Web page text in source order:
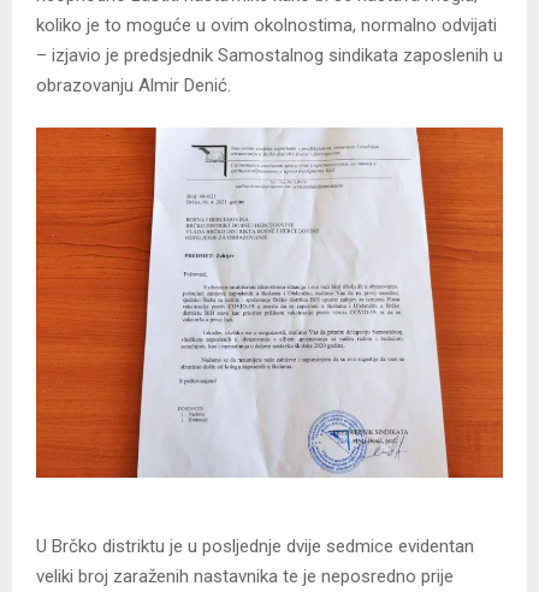
koliko je to moguće u ovim okolnostima, normalno odvijati
– izjavio je predsjednik Samostalnog sindikata zaposlenih u
obrazovanju Almir Denić.
U Brčko distriktu je u posljednje dvije sedmice evidentan
veliki broj zaraženih nastavnika te je neposredno prije